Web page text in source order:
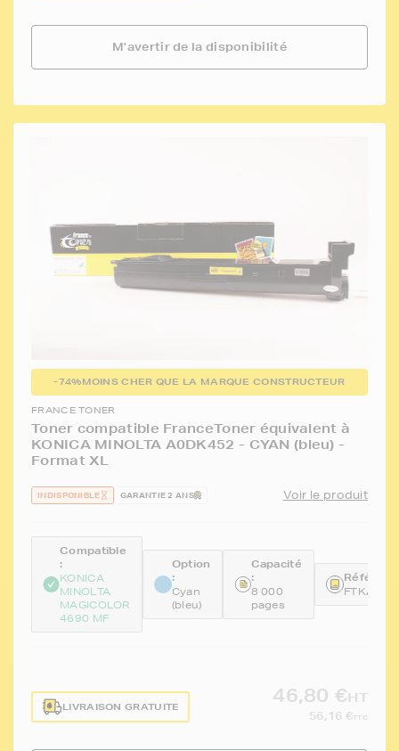
M'avertir de la disponibilité
-74%MOINS CHER QUE LA MARQUE CONSTRUCTEUR
FRANCE TONER
Toner compatible FranceToner équivalent à
KONICA MINOLTA A0DK452 - CYAN (bleu) -
Format XL
INDISPONIBLE GARANTIE 2 ANS Voir le produit
Compatible
:
KONICA
MINOLTA
MAGICOLOR
4690 MF
Option
:
Cyan
(bleu)
Capacité
:
8 000
pages
LIVRAISON GRATUITE
46,80 €HT
56,16 €TTC